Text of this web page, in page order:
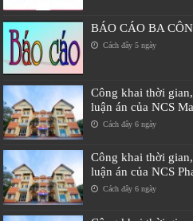
BÁO CÁO BA
Cách đây 5 ngày
Công khai thời
luận án của NCS
Cách đây 6 ngày
Công khai thời
luận án của NCS
Cách đây 6 ngày